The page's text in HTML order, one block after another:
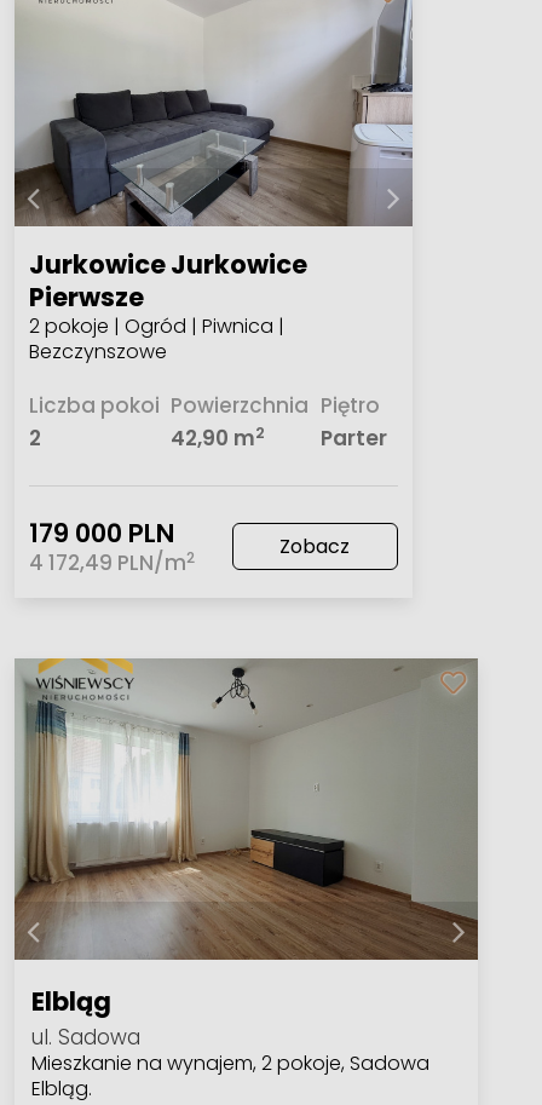
Jurkowice Jurkowice
Pierwsze
2 pokoje | Ogród | Piwnica |
Bezczynszowe
Liczba pokoi
2
Powierzchnia
42,90 m2
Piętro
Parter
179 000 PLN
4 172,49 PLN/m2 Zobacz
Elbląg
ul. Sadowa
Mieszkanie na wynajem, 2 pokoje, Sadowa
Elbląg.